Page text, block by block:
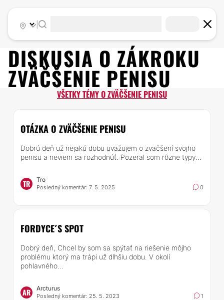
|
DISKUSIA O ZÁKROKU
ZVÄČŠENIE PENISU
VŠETKY TÉMY O ZVÄČŠENIE PENISU
OTÁZKA O ZVÄČŠENIE PENISU
Dobrú deň už nejakú dobu uvažujem o zvačšení svojho
penisu a neviem sa rozhodnúť. Pozeral som rôzne typy...
TR Tro
Posledný komentár: 7. 5. 2025 0
FORDYCE´S SPOT
Dobrý deň, Chcel by som sa spýtať na riešenie môjho
problému ktorý ma trápi už dlhšiu dobu. V okolí
pohlavného...
AR Arcturus
Posledný komentár: 25. 5. 2023 1